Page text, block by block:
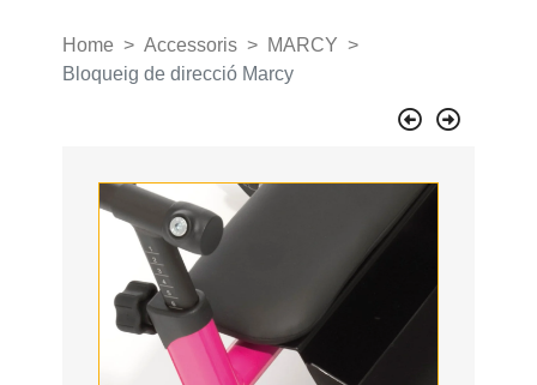
Home Accessoris
MARCY
Bloqueig de direcció Marcy